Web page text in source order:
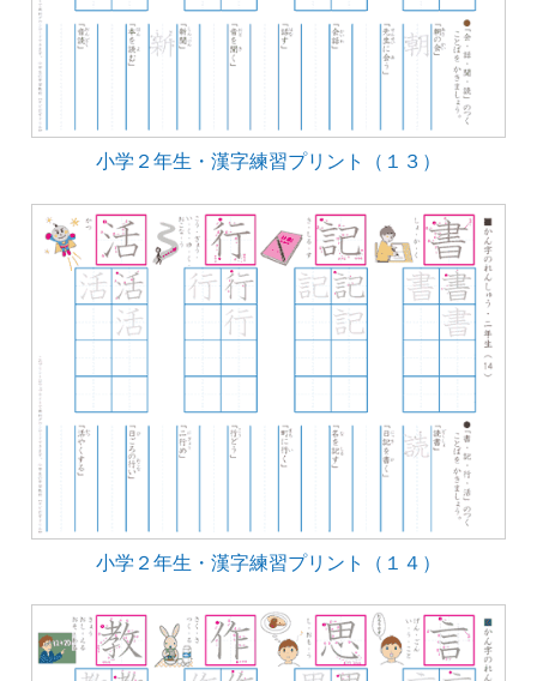
小学２年生・漢字練習プリント（１３）
小学２年生・漢字練習プリント（１４）